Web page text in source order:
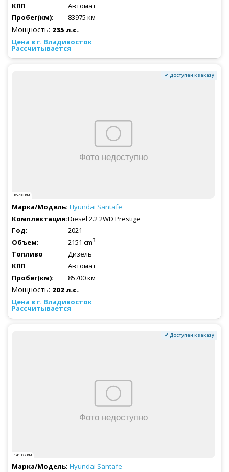
Автомат
83975 км
Мощность: 235 л.с.
Рассчитывается
✔ Доступен к заказу
85700 км
Hyundai Santafe
Diesel 2.2 2WD Prestige
2021
2151 cm3
Дизель
Автомат
85700 км
Мощность: 202 л.с.
Рассчитывается
✔ Доступен к заказу
141397 км
Hyundai Santafe